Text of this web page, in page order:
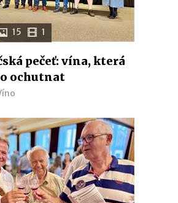
15 1
pečeť: vína, která
ochutnat